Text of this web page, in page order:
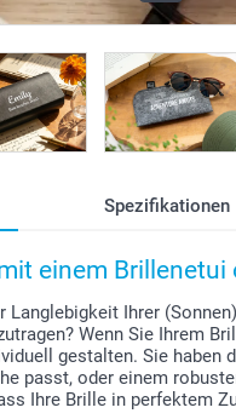
Spezifikationen
einem
Ihrer
Wenn Sie Ihrem
gestalten. Sie haben
passt, oder einem
Ihre Brille in perfektem